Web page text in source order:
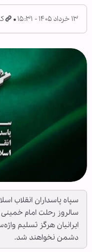
۱۳ خرداد ۱۴۰۵ - ۱۵:۳۱
سپاه پاسداران انقلاب
ایرانیان هرگز تسلیم
دشمن نخواهند شد.